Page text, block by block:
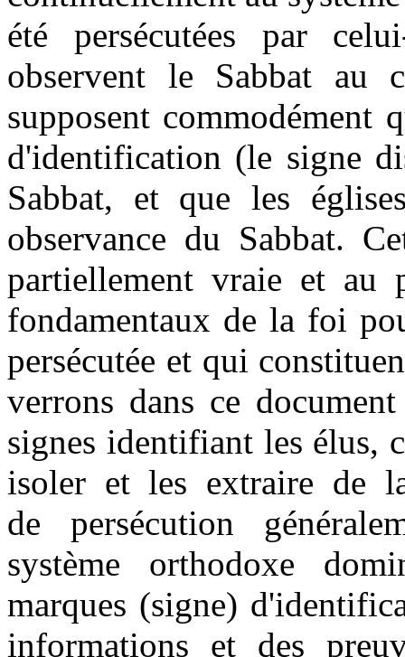
été persécutées par
observent le Sabbat au
supposent commodément
d'identification (le signe
Sabbat, et que les
observance du Sabbat.
partiellement vraie et au
fondamentaux de la foi
persécutée et qui
verrons dans ce
signes identifiant les élus,
isoler et les extraire de
de persécution
système orthodoxe
marques (signe)
informations et des